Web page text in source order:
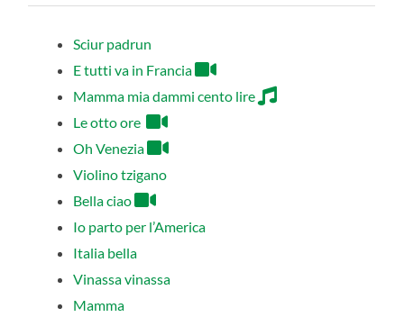
Sciur padrun
E tutti va in Francia
Mamma mia dammi cento lire
Le otto ore
Oh Venezia
Violino tzigano
Bella ciao
Io parto per l’America
Italia bella
Vinassa vinassa
Mamma